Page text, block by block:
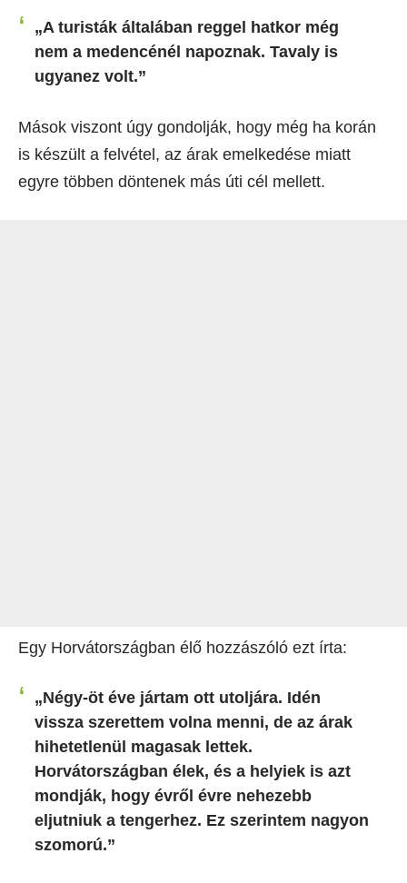
„A turisták általában reggel hatkor még
nem a medencénél napoznak. Tavaly is
ugyanez volt.”
Mások viszont úgy gondolják, hogy még ha korán
is készült a felvétel, az árak emelkedése miatt
egyre többen döntenek más úti cél mellett.
Egy Horvátországban élő hozzászóló ezt írta:
„Négy-öt éve jártam ott utoljára. Idén
vissza szerettem volna menni, de az árak
hihetetlenül magasak lettek.
Horvátországban élek, és a helyiek is azt
mondják, hogy évről évre nehezebb
eljutniuk a tengerhez. Ez szerintem nagyon
szomorú.”